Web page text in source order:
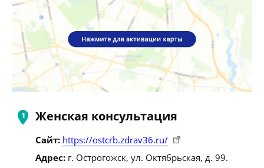
Женская консультация
Сайт: https://ostcrb.zdrav36.ru/
Адрес: г. Острогожск, ул. Октябрьская, д. 99.